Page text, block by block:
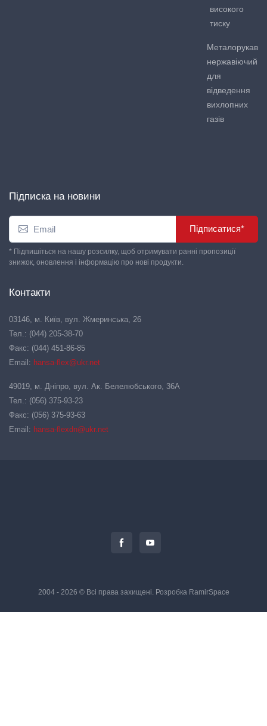
високого
тиску
Металорукав
нержавіючий
для
відведення
вихлопних
газів
Підписка на новини
Підписатися*
* Підпишіться на нашу розсилку, щоб отримувати ранні пропозиції
знижок, оновлення і інформацію про нові продукти.
Контакти
03146, м. Київ, вул. Жмеринська, 26
Тел.: (044) 205-38-70
Факс: (044) 451-86-85
Email: hansa-flex@ukr.net
49019, м. Дніпро, вул. Ак. Белелюбського, 36А
Тел.: (056) 375-93-23
Факс: (056) 375-93-63
Email: hansa-flexdn@ukr.net
2004 - 2026 © Всі права захищені. Розробка RamirSpace